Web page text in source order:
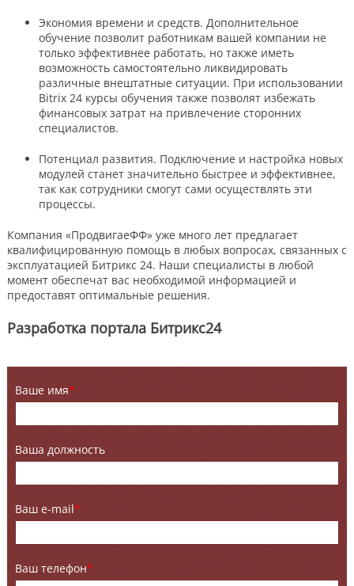
Экономия времени и средств. Дополнительное
обучение позволит работникам вашей компании не
только эффективнее работать, но также иметь
возможность самостоятельно ликвидировать
различные внештатные ситуации. При использовании
Bitrix 24 курсы обучения также позволят избежать
финансовых затрат на привлечение сторонних
специалистов.
Потенциал развития. Подключение и настройка новых
модулей станет значительно быстрее и эффективнее,
так как сотрудники смогут сами осуществлять эти
процессы.
Компания «ПродвигаеФФ» уже много лет предлагает
квалифицированную помощь в любых вопросах, связанных с
эксплуатацией Битрикс 24. Наши специалисты в любой
момент обеспечат вас необходимой информацией и
предоставят оптимальные решения.
Разработка портала Битрикс24
Ваше имя*
Ваша должность
Ваш e-mail*
Ваш телефон*